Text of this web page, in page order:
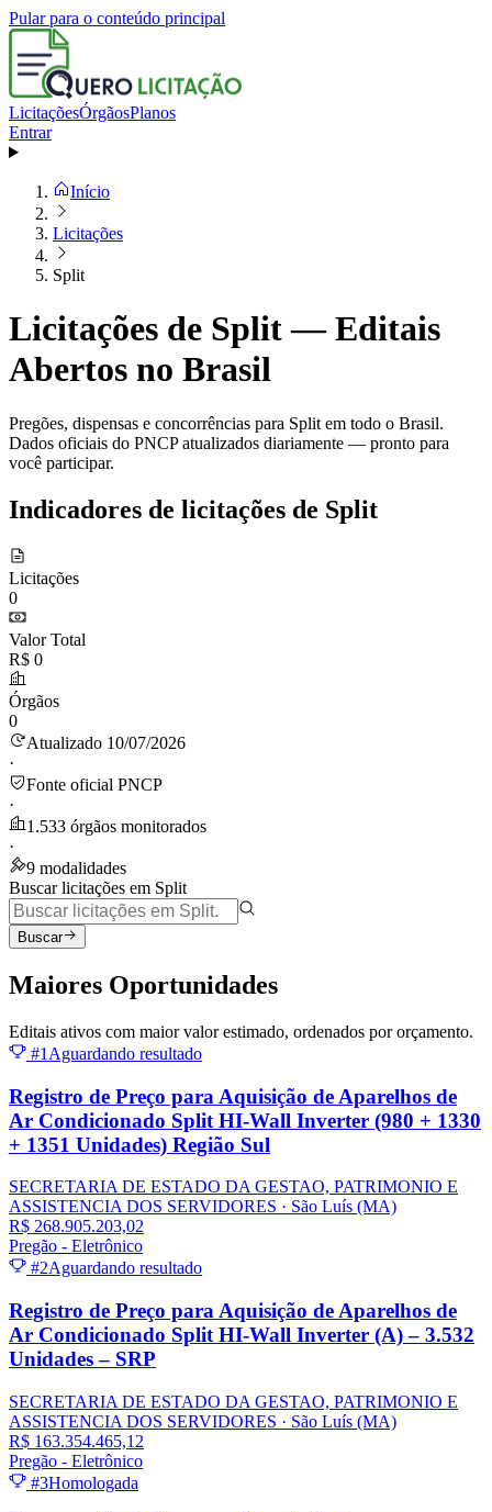
Pular para o conteúdo principal
LicitaçõesÓrgãosPlanos
Entrar
Início
Licitações
Split
Licitações de Split — Editais
Abertos no Brasil
Pregões, dispensas e concorrências para Split em todo o Brasil.
Dados oficiais do PNCP atualizados diariamente — pronto para
você participar.
Indicadores de licitações de Split
Licitações
0
Valor Total
R$ 0
Órgãos
0
Atualizado 10/07/2026
·
Fonte oficial PNCP
·
1.533 órgãos monitorados
·
9 modalidades
Buscar licitações em Split
Buscar
Maiores Oportunidades
Editais ativos com maior valor estimado, ordenados por orçamento.
#1 Aguardando resultado
Registro de Preço para Aquisição de Aparelhos de
Ar Condicionado Split HI-Wall Inverter (980 + 1330
+ 1351 Unidades) Região Sul
SECRETARIA DE ESTADO DA GESTAO, PATRIMONIO E
ASSISTENCIA DOS SERVIDORES · São Luís (MA)
R$ 268.905.203,02
Pregão - Eletrônico
#2Aguardando resultado
Registro de Preço para Aquisição de Aparelhos de
Ar Condicionado Split HI-Wall Inverter (A) – 3.532
Unidades – SRP
SECRETARIA DE ESTADO DA GESTAO, PATRIMONIO E
ASSISTENCIA DOS SERVIDORES · São Luís (MA)
R$ 163.354.465,12
Pregão - Eletrônico
#3Homologada